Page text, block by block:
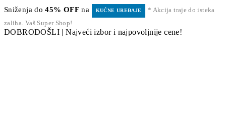
Sniženja do45% OFF na KUĆNE UREĐAJE
* Akcija traje do isteka
zaliha. Vaš Super Shop!
DOBRODOŠLI | Najveći izbor i najpovoljnije cene!